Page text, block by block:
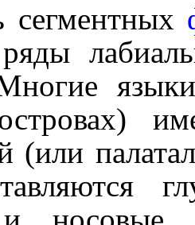
сегментных
(или